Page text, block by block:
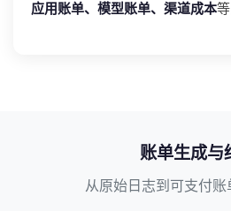
应用账单、模型账单、渠道成本
账单生成与
从原始日志到可支付账